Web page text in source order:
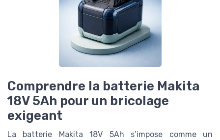
Comprendre la batterie Makita
18V 5Ah pour un bricolage
exigeant
La batterie Makita 18V 5Ah s’impose comme un